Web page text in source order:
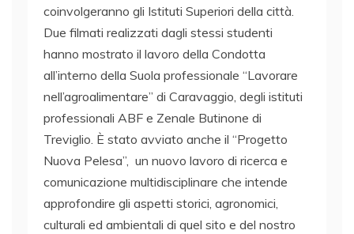
coinvolgeranno gli Istituti Superiori della città.
Due filmati realizzati dagli stessi studenti
hanno mostrato il lavoro della Condotta
all’interno della Suola professionale “Lavorare
nell’agroalimentare” di Caravaggio, degli istituti
professionali ABF e Zenale Butinone di
Treviglio. È stato avviato anche il “Progetto
Nuova Pelesa”, un nuovo lavoro di ricerca e
comunicazione multidisciplinare che intende
approfondire gli aspetti storici, agronomici,
culturali ed ambientali di quel sito e del nostro